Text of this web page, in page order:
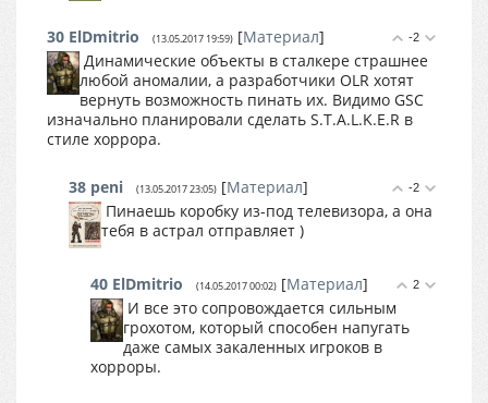
-2
30 ElDmitrio (13.05.2017 19:59) [Материал]
Динамические объекты в сталкере страшнее
любой аномалии, а разработчики OLR хотят
вернуть возможность пинать их. Видимо GSC
изначально планировали сделать S.T.A.L.K.E.R в
стиле хоррора.
-2
38 peni (13.05.2017 23:05) [Материал]
Пинаешь коробку из-под телевизора, а она
тебя в астрал отправляет )
2
40 ElDmitrio (14.05.2017 00:02) [Материал]
И все это сопровождается сильным
грохотом, который способен напугать
даже самых закаленных игроков в
хорроры.